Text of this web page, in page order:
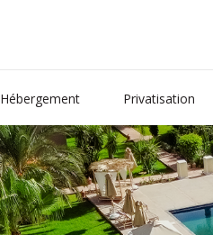
Hébergement Privatisation